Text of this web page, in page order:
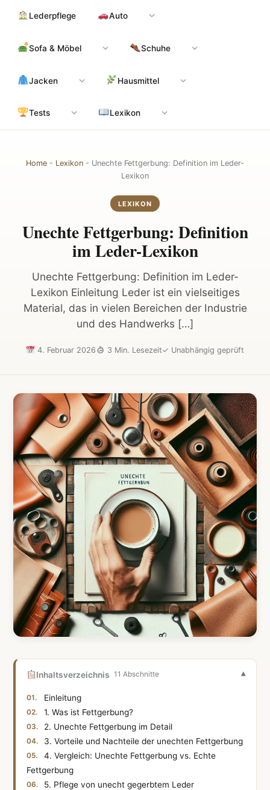
Inhalt
Lederpflege Auto
Sofa & Möbel Schuhe
Jacken Hausmittel
Tests Lexikon
Home - Lexikon - Unechte Fettgerbung: Definition im Leder-
Lexikon
LEXIKON
Unechte Fettgerbung: Definition
im Leder-Lexikon
Unechte Fettgerbung: Definition im Leder-
Lexikon Einleitung Leder ist ein vielseitiges
Material, das in vielen Bereichen der Industrie
und des Handwerks […]
4. Februar 2026 3 Min. Lesezeit✓ Unabhängig geprüft
Inhaltsverzeichnis 11 Abschnitte
Einleitung
1. Was ist Fettgerbung?
2. Unechte Fettgerbung im Detail
3. Vorteile und Nachteile der unechten Fettgerbung
4. Vergleich: Unechte Fettgerbung vs. Echte
Fettgerbung
5. Pflege von unecht gegerbtem Leder